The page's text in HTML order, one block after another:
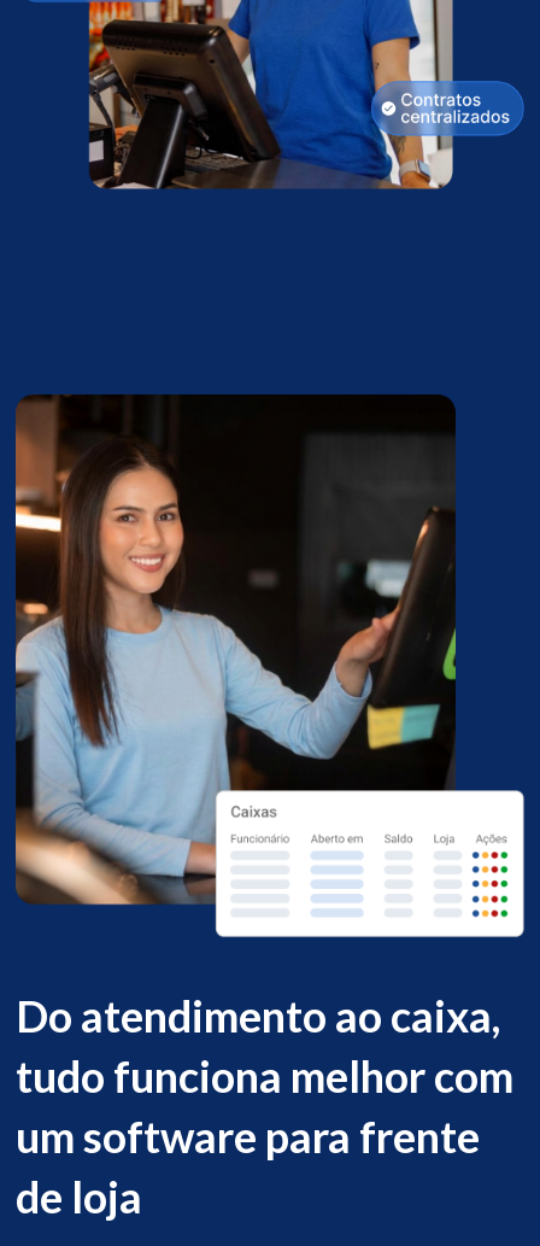
Do atendimento ao caixa,
tudo funciona melhor com
um software para frente
de loja